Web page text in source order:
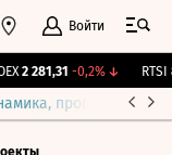
Войти
2 281,31 -0,2%↓ RTSI
прогнозы